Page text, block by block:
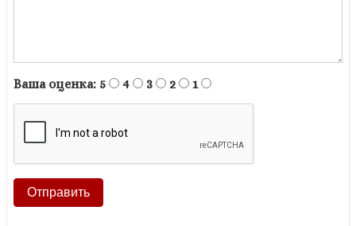
Ваша оценка: 5 4 3 2 1